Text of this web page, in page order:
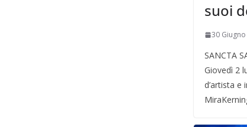
suoi
30
SANCTA
Giovedì 2
d’artista e